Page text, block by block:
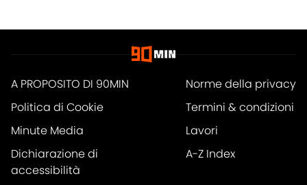
A PROPOSITO DI 90MIN
Norme della privacy
Politica di Cookie
Termini & condizioni
Minute Media
Lavori
Dichiarazione di
accessibilità
A-Z Index